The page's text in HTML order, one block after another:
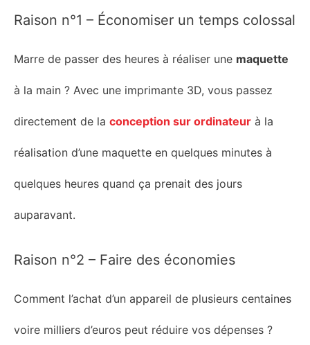
Raison n°1 – Économiser un temps colossal
Marre de passer des heures à réaliser une maquette
à la main ? Avec une imprimante 3D, vous passez
directement de la conception sur ordinateur à la
réalisation d’une maquette en quelques minutes à
quelques heures quand ça prenait des jours
auparavant.
Raison n°2 – Faire des économies
Comment l’achat d’un appareil de plusieurs centaines
voire milliers d’euros peut réduire vos dépenses ?